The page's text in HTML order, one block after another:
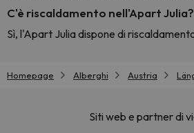
C'è riscaldamento nell'Apart Julia?
Sì, l'Apart Julia dispone di
Homepage Alberghi Austria
Siti web e partner di